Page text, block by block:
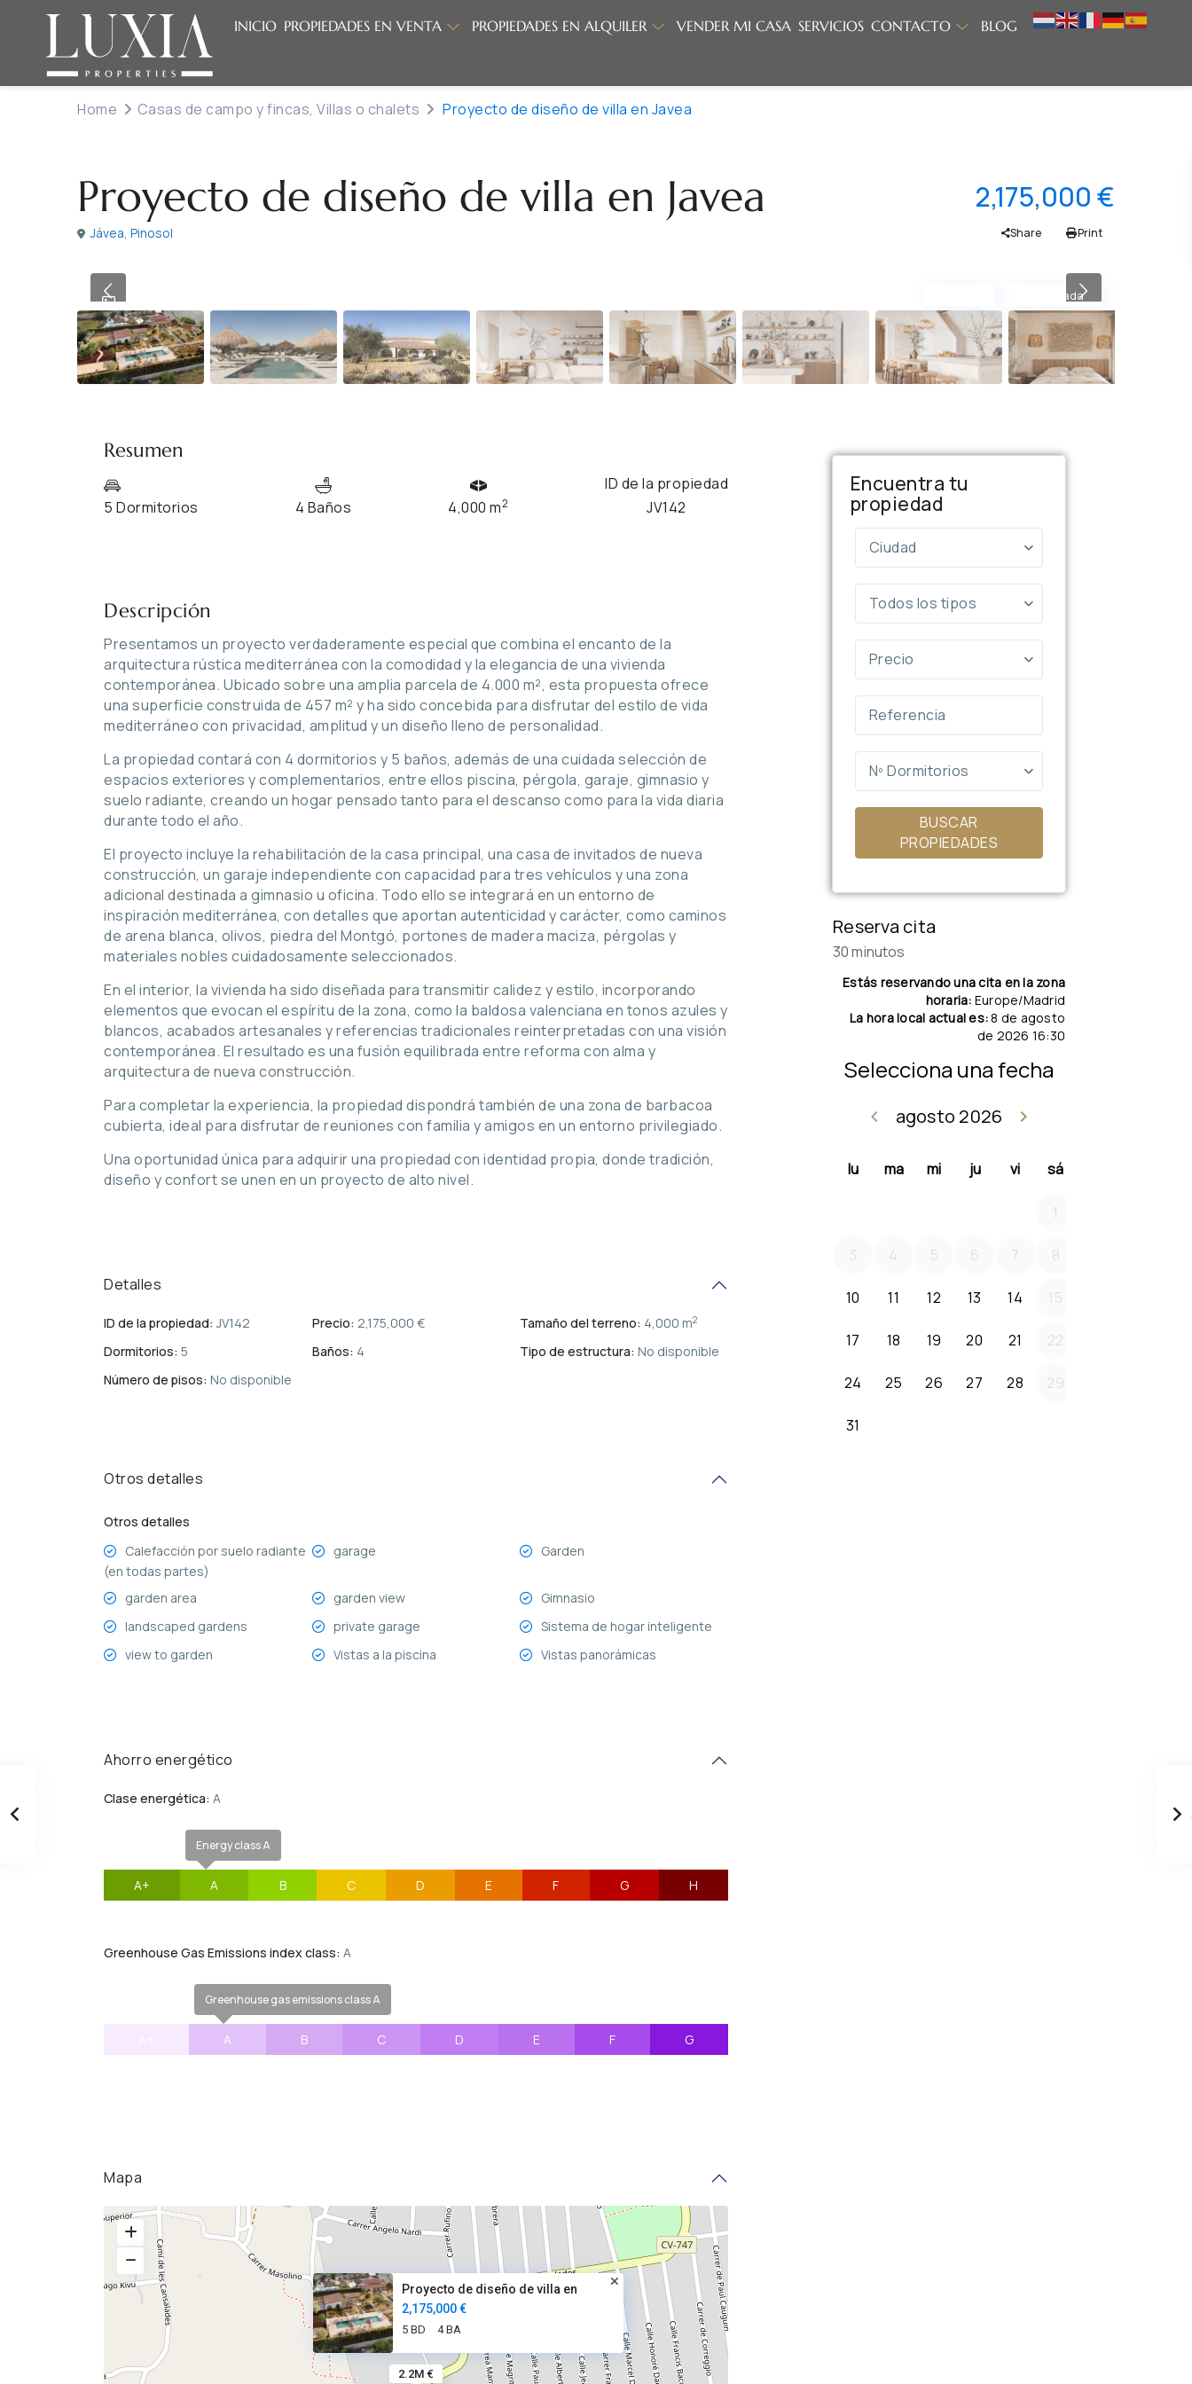
INICIO PROPIEDADES EN VENTA PROPIEDADES EN ALQUILER VENDER MI CASA SERVICIOS CONTACTO BLOG
Home Casas de campo y fincas, Villas o chalets Proyecto de diseño de villa en Javea
Proyecto de diseño de villa en Javea 2,175,000 €
Jávea, Pinosol Share Print
Reformada
Previous Previous
Resumen
5 Dormitorios 4 Baños 4,000 m2
ID de la propiedad
JV142
Descripción
Presentamos un proyecto verdaderamente especial que combina el encanto de la
arquitectura rústica mediterránea con la comodidad y la elegancia de una vivienda
contemporánea. Ubicado sobre una amplia parcela de 4.000 m², esta propuesta ofrece
una superficie construida de 457 m² y ha sido concebida para disfrutar del estilo de vida
mediterráneo con privacidad, amplitud y un diseño lleno de personalidad.
La propiedad contará con 4 dormitorios y 5 baños, además de una cuidada selección de
espacios exteriores y complementarios, entre ellos piscina, pérgola, garaje, gimnasio y
suelo radiante, creando un hogar pensado tanto para el descanso como para la vida diaria
durante todo el año.
El proyecto incluye la rehabilitación de la casa principal, una casa de invitados de nueva
construcción, un garaje independiente con capacidad para tres vehículos y una zona
adicional destinada a gimnasio u oficina. Todo ello se integrará en un entorno de
inspiración mediterránea, con detalles que aportan autenticidad y carácter, como caminos
de arena blanca, olivos, piedra del Montgó, portones de madera maciza, pérgolas y
materiales nobles cuidadosamente seleccionados.
En el interior, la vivienda ha sido diseñada para transmitir calidez y estilo, incorporando
elementos que evocan el espíritu de la zona, como la baldosa valenciana en tonos azules y
blancos, acabados artesanales y referencias tradicionales reinterpretadas con una visión
contemporánea. El resultado es una fusión equilibrada entre reforma con alma y
arquitectura de nueva construcción.
Para completar la experiencia, la propiedad dispondrá también de una zona de barbacoa
cubierta, ideal para disfrutar de reuniones con familia y amigos en un entorno privilegiado.
Una oportunidad única para adquirir una propiedad con identidad propia, donde tradición,
diseño y confort se unen en un proyecto de alto nivel.
Detalles
ID de la propiedad: JV142 Precio: 2,175,000 € Tamaño del terreno: 4,000 m2
Dormitorios: 5 Baños: 4 Tipo de estructura: No disponible
Número de pisos: No disponible
Otros detalles
Otros detalles
Calefacción por suelo radiante
(en todas partes)
garage Garden
garden area garden view
Gimnasio
landscaped gardens
private garage
Sistema de hogar inteligente
view to garden
Vistas a la piscina Vistas panorámicas
Ahorro energético
Clase energética: A
A+
Energy class A
A B C D E F G H
Greenhouse Gas Emissions index class: A
Greenhouse gas emissions class A
A B C D E F G
Mapa
2.2M €
Proyecto de diseño de villa en
2,175,000 €
5 BD 4 BA
Encuentra tu
propiedad
Ciudad
Todos los tipos
Precio
Nº Dormitorios
BUSCAR
PROPIEDADES